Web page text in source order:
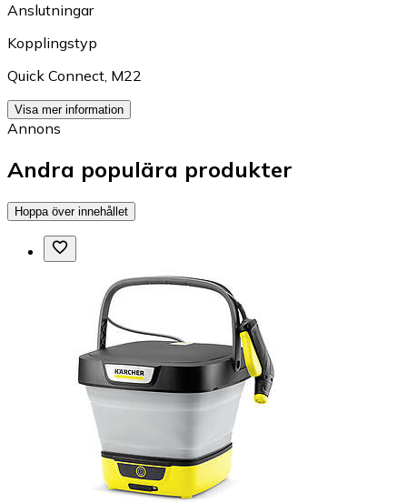
Anslutningar
Kopplingstyp
Quick Connect, M22
Visa mer information
Annons
Andra populära produkter
Hoppa över innehållet